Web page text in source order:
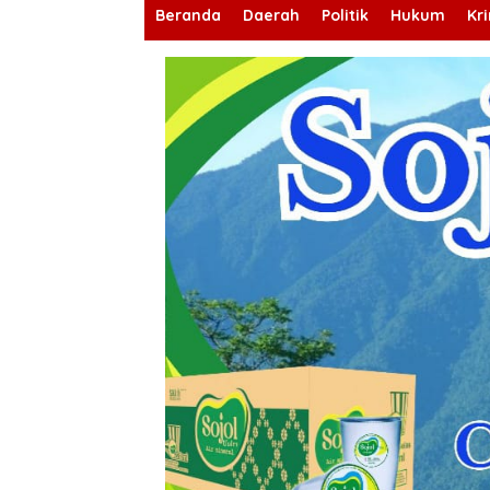
Beranda Daerah Politik Hukum